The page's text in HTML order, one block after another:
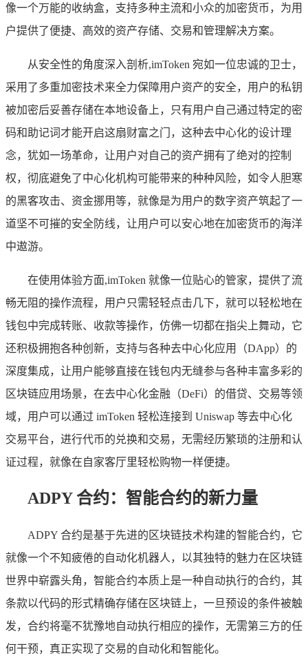
像一个万能的收纳盒，支持多种主流和小众的加密货币，为用
户提供了便捷、高效的资产存储、交易和管理解决方案。
从安全性的角度深入剖析,imToken 宛如一位忠诚的卫士，
采用了多重加密技术来全力保障用户资产的安全，用户的私钥
被加密后妥善存储在本地设备上，只有用户自己通过特定的密
码和助记词才能开启这扇财富之门，这种去中心化的设计理
念，犹如一场革命，让用户对自己的资产拥有了绝对的控制
权，彻底避免了中心化机构可能带来的种种风险，如令人胆寒
的黑客攻击、资金挪用等，就像是为用户的数字资产筑起了一
道坚不可摧的安全防线，让用户可以安心地在加密货币的海洋
中遨游。
在使用体验方面,imToken 就像一位贴心的管家，提供了流
畅无阻的操作流程，用户只需轻轻点击几下，就可以轻松地在
钱包中完成转账、收款等操作，仿佛一切都在指尖上舞动，它
还积极拥抱各种创新，支持与各种去中心化应用（DApp）的
深度集成，让用户能够直接在钱包内无缝参与各种丰富多彩的
区块链应用场景，在去中心化金融（DeFi）的借贷、交易等领
域，用户可以通过 imToken 轻松连接到 Uniswap 等去中心化
交易平台，进行代币的兑换和交易，无需经历繁琐的注册和认
证过程，就像在自家客厅里轻松购物一样便捷。
ADPY 合约：智能合约的新力量
ADPY 合约是基于先进的区块链技术构建的智能合约，它
就像一个不知疲倦的自动化机器人，以其独特的魅力在区块链
世界中崭露头角，智能合约本质上是一种自动执行的合约，其
条款以代码的形式精确存储在区块链上，一旦预设的条件被触
发，合约将毫不犹豫地自动执行相应的操作，无需第三方的任
何干预，真正实现了交易的自动化和智能化。